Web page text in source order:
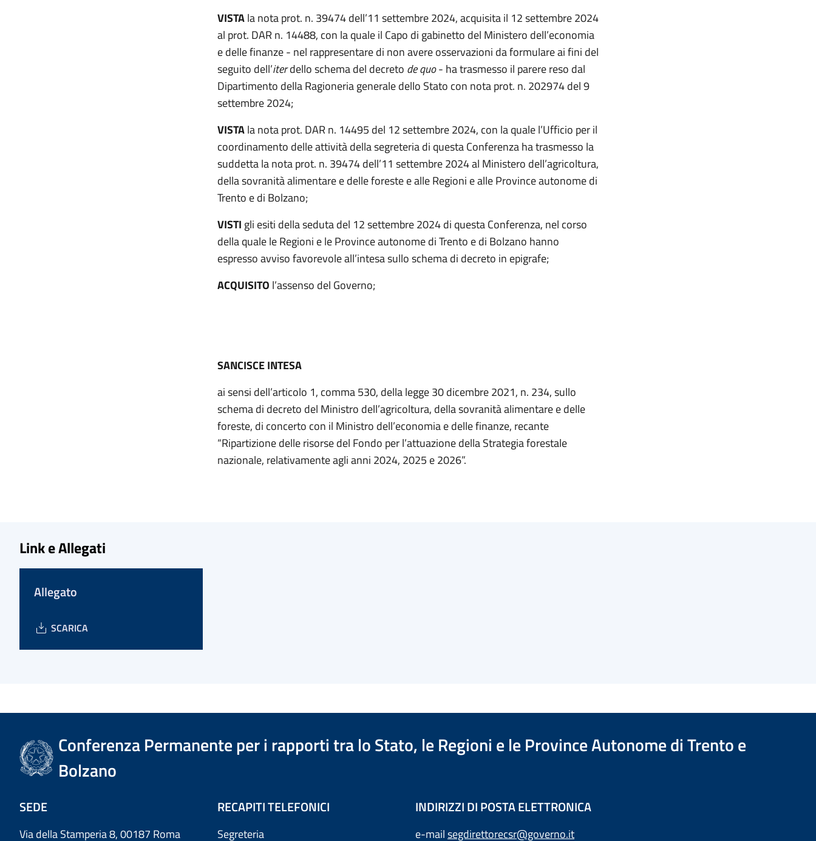
VISTAla nota prot. n. 39474 dell’11 settembre 2024, acquisita il 12 settembre 2024
al prot. DAR n. 14488, con la quale il Capo di gabinetto del Ministero dell’economia
e delle finanze - nel rappresentare di non avere osservazioni da formulare ai fini del
seguito dell’iterdello schema del decreto de quo- ha trasmesso il parere reso dal
Dipartimento della Ragioneria generale dello Stato con nota prot. n. 202974 del 9
settembre 2024;
VISTAla nota prot. DAR n. 14495 del 12 settembre 2024, con la quale l’Ufficio per il
coordinamento delle attività della segreteria di questa Conferenza ha trasmesso la
suddetta la nota prot. n. 39474 dell’11 settembre 2024 al Ministero dell’agricoltura,
della sovranità alimentare e delle foreste e alle Regioni e alle Province autonome di
Trento e di Bolzano;
VISTI gli esiti della seduta del 12 settembre 2024 di questa Conferenza, nel corso
della quale le Regioni e le Province autonome di Trento e di Bolzano hanno
espresso avviso favorevole all’intesa sullo schema di decreto in epigrafe;
ACQUISITO l’assenso del Governo;
SANCISCE INTESA
ai sensi dell’articolo 1, comma 530, della legge 30 dicembre 2021, n. 234, sullo
schema di decreto del Ministro dell’agricoltura, della sovranità alimentare e delle
foreste, di concerto con il Ministro dell’economia e delle finanze, recante
“Ripartizione delle risorse del Fondo per l’attuazione della Strategia forestale
nazionale, relativamente agli anni 2024, 2025 e 2026”.
Link e Allegati
Allegato
SCARICA
Conferenza Permanente per i rapporti tra lo Stato, le Regioni e le Province Autonome di Trento e
Bolzano
SEDE
Via della Stamperia 8, 00187 Roma
RECAPITI TELEFONICI
Segreteria
INDIRIZZI DI POSTA ELETTRONICA
e-mailsegdirettorecsr@governo.it